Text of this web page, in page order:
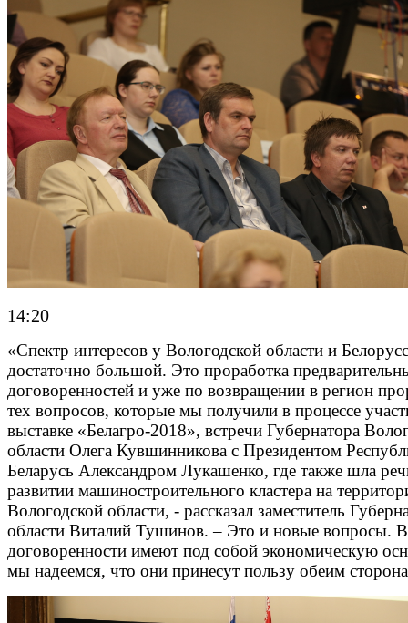
14:20
«Спектр интересов у Вологодской области и
достаточно большой. Это проработка
договоренностей и уже по возвращении в регион
тех вопросов, которые мы получили в процессе
выставке «Белагро-2018», встречи Губернатора
области Олега Кувшинникова с Президентом
Беларусь Александром Лукашенко, где также шла
развитии машиностроительного кластера на
Вологодской области, - рассказал заместитель
области Виталий Тушинов. – Это и новые вопросы.
договоренности имеют под собой экономическую
мы надеемся, что они принесут пользу обеим